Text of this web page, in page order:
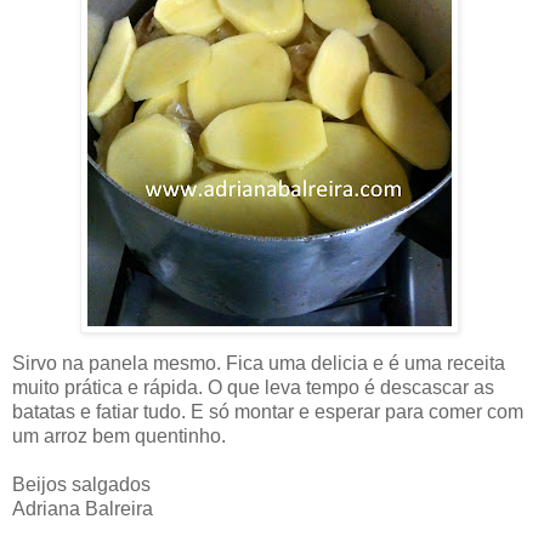
Sirvo na panela mesmo. Fica uma delicia e é uma receita
muito prática e rápida. O que leva tempo é descascar as
batatas e fatiar tudo. E só montar e esperar para comer com
um arroz bem quentinho.
Beijos salgados
Adriana Balreira